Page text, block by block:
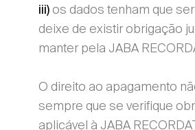
iii) os dados tenham que
deixe de existir obrigação
manter pela JABA
O direito ao apagamento
sempre que se verifique
aplicável à JABA